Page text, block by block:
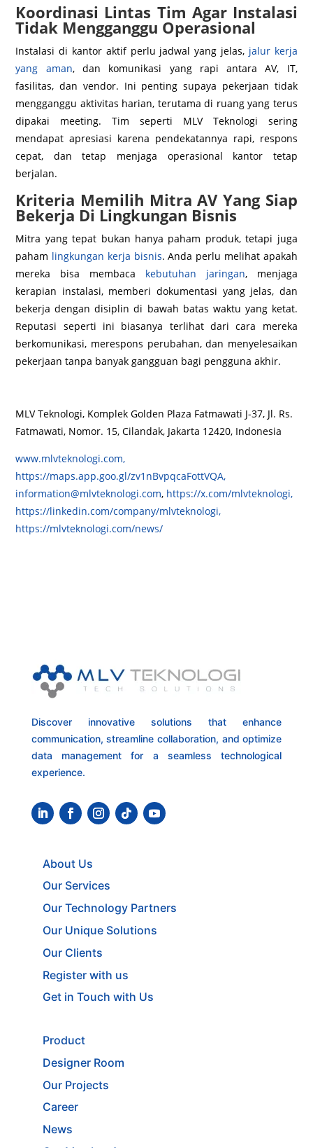
Koordinasi Lintas Tim Agar Instalasi
Tidak Mengganggu Operasional
Instalasi di kantor aktif perlu jadwal yang jelas, jalur kerja
yang aman, dan komunikasi yang rapi antara AV, IT,
fasilitas, dan vendor. Ini penting supaya pekerjaan tidak
mengganggu aktivitas harian, terutama di ruang yang terus
dipakai meeting. Tim seperti MLV Teknologi sering
mendapat apresiasi karena pendekatannya rapi, respons
cepat, dan tetap menjaga operasional kantor tetap
berjalan.
Kriteria Memilih Mitra AV Yang Siap
Bekerja Di Lingkungan Bisnis
Mitra yang tepat bukan hanya paham produk, tetapi juga
paham lingkungan kerja bisnis. Anda perlu melihat apakah
mereka bisa membaca kebutuhan jaringan, menjaga
kerapian instalasi, memberi dokumentasi yang jelas, dan
bekerja dengan disiplin di bawah batas waktu yang ketat.
Reputasi seperti ini biasanya terlihat dari cara mereka
berkomunikasi, merespons perubahan, dan menyelesaikan
pekerjaan tanpa banyak gangguan bagi pengguna akhir.
MLV Teknologi, Komplek Golden Plaza Fatmawati J-37, Jl. Rs.
Fatmawati, Nomor. 15, Cilandak, Jakarta 12420, Indonesia
www.mlvteknologi.com,
https://maps.app.goo.gl/zv1nBvpqcaFottVQA,
information@mlvteknologi.com, https://x.com/mlvteknologi,
https://linkedin.com/company/mlvteknologi,
https://mlvteknologi.com/news/
Discover innovative solutions that enhance
communication, streamline collaboration, and optimize
data management for a seamless technological
experience.
About Us
Our Services
Our Technology Partners
Our Unique Solutions
Our Clients
Register with us
Get in Touch with Us
Product
Designer Room
Our Projects
Career
News